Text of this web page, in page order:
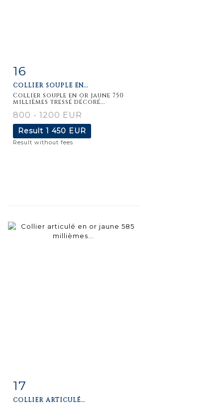
Item detail
16
COLLIER SOUPLE EN...
Collier souple en or jaune 750
millièmes tressé décoré...
800 - 1200 EUR
Result 1 450 EUR
Result without fees
Item detail
17
COLLIER ARTICULÉ...